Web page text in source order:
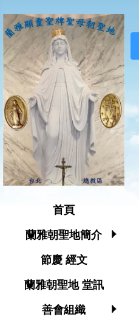
首頁
蘭雅朝聖地簡介
節慶 經文
蘭雅朝聖地 堂訊
善會組織